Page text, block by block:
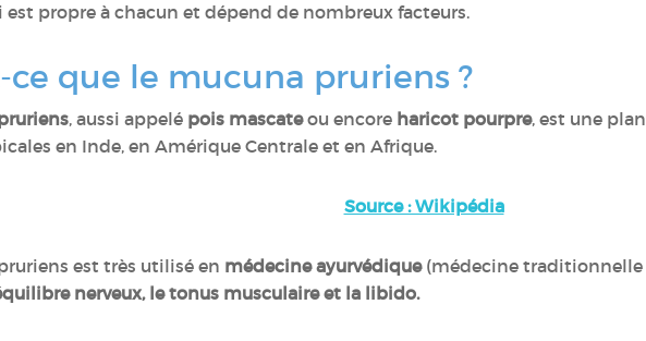
est propre à chacun et dépend de nombreux facteurs.
ce que le mucuna pruriens ?
, aussi appelé pois mascateou encore haricot pourpre, est une
en Inde, en Amérique Centrale et en Afrique.
Source : Wikipédia
est très utilisé en médecine ayurvédique(médecine traditionnelle
nerveux, le tonus musculaire et la libido.